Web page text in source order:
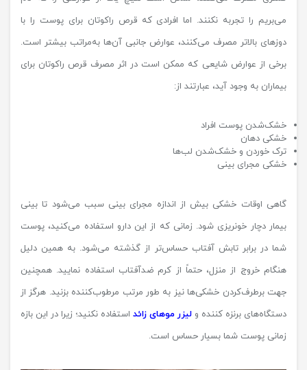
می‌بریم را تجربه نکنند. اما افرادی که قرص راکوتان برای پوست را با
دوزهای بالاتر مصرف می‌کنند، عوارض جانبی آن‌ها به‌مراتب بیشتر است.
برخی از عوارض شایعی که ممکن است در اثر مصرف قرص راکوتان برای
بیماران به وجود آید، عبارتند از:
خشک‌شدن پوست افراد
خشکی دهان
ترک خوردن و خشک‌شدن لب‌ها
خشکی مجرای بینی
گاهی اوقات خشکی بیش از اندازه مجرای بینی سبب می‌شود تا بینی
بیمار دچار خونریزی شود. زمانی که از این دارو استفاده می‌کنید، پوست
شما در برابر تابش آفتاب حساس‌تر از گذشته می‌شود. به همین دلیل
هنگام خروج از منزل، حتماً از کرم ضدآفتاب استفاده نمایید. همچنین
جهت برطرف‌کردن خشکی‌ها نیز به طور مرتب مرطوب‌کننده بزنید. هرگز از
دستگاه‌های برنزه کننده و لیزر موهای زائد استفاده نکنید؛ زیرا در این بازه
زمانی پوست شما بسیار حساس است.